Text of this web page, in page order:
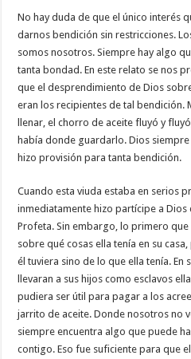
No hay duda de que el único interés
darnos bendición sin restricciones.
somos nosotros. Siempre hay algo
tanta bondad. En este relato se nos
que el desprendimiento de Dios
eran los recipientes de tal bendición.
llenar, el chorro de aceite fluyó y
había donde guardarlo. Dios siempre
hizo provisión para tanta bendición.
Cuando esta viuda estaba en serios
inmediatamente hizo partícipe a Dios
Profeta. Sin embargo, lo primero que
sobre qué cosas ella tenía en su
él tuviera sino de lo que ella tenía. En
llevaran a sus hijos como esclavos
pudiera ser útil para pagar a los
jarrito de aceite. Donde nosotros no
siempre encuentra algo que puede
contigo. Eso fue suficiente para que